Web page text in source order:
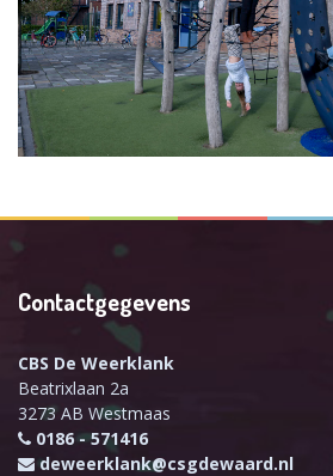
Contactgegevens
CBS De Weerklank
Beatrixlaan 2a
3273 AB Westmaas
0186 - 571416
deweerklank@csgdewaard.nl